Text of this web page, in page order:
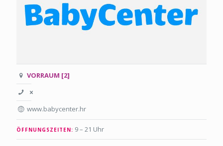
VORRAUM [2]
www.babycenter.hr
ÖFFNUNGSZEITEN: 9 – 21 Uhr